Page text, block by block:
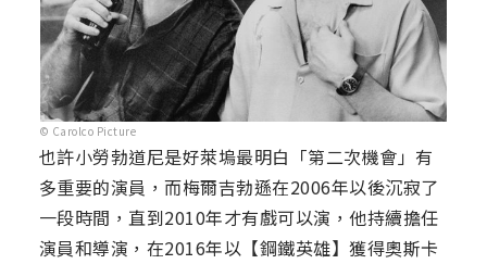
© Carolco Picture
也許小勞勃道尼是好萊塢最明白「第二次機會」有
多重要的演員，而梅爾吉勃遜在2006年以後沉寂了
一段時間，直到2010年才有戲可以演，他持續擔任
演員和導演，在2016年以【鋼鐵英雄】獲得奧斯卡